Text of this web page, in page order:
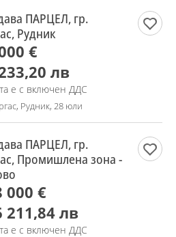
ПАРЦЕЛ, гр.
Рудник
€
лв
е с включен ДДС
Рудник, 28 юли
ПАРЦЕЛ, гр.
Промишлена зона -
000 €
211,84 лв
е с включен ДДС